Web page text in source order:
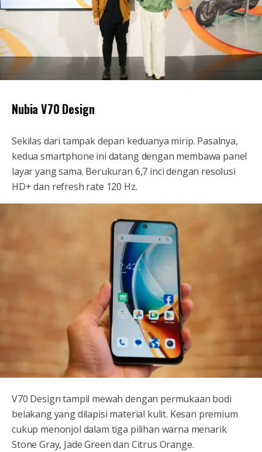
Nubia V70 Design
Sekilas dari tampak depan keduanya mirip. Pasalnya,
kedua smartphone ini datang dengan membawa panel
layar yang sama. Berukuran 6,7 inci dengan resolusi
HD+ dan refresh rate 120 Hz.
V70 Design tampil mewah dengan permukaan bodi
belakang yang dilapisi material kulit. Kesan premium
cukup menonjol dalam tiga pilihan warna menarik
Stone Gray, Jade Green dan Citrus Orange.